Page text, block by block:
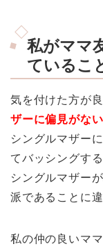
私がママ
ているこ
気を付けた方が
ザーに偏見がな
シングルマザー
てバッシングす
シングルマザー
派であることに
私の仲の良いマ